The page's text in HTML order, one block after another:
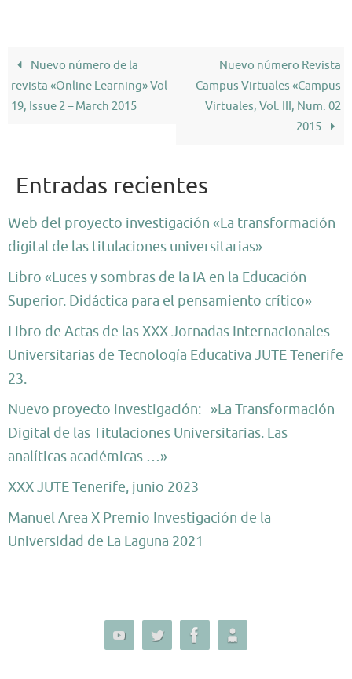
Nuevo número de la
revista «Online Learning» Vol
19, Issue 2 – March 2015
Nuevo número Revista
Campus Virtuales «Campus
Virtuales, Vol. III, Num. 02
2015
Entradas recientes
Web del proyecto investigación «La transformación
digital de las titulaciones universitarias»
Libro «Luces y sombras de la IA en la Educación
Superior. Didáctica para el pensamiento crítico»
Libro de Actas de las XXX Jornadas Internacionales
Universitarias de Tecnología Educativa JUTE Tenerife
23.
Nuevo proyecto investigación: »La Transformación
Digital de las Titulaciones Universitarias. Las
analíticas académicas …»
XXX JUTE Tenerife, junio 2023
Manuel Area X Premio Investigación de la
Universidad de La Laguna 2021